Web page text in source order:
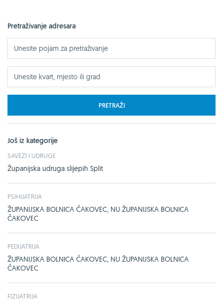
Pretraživanje adresara
PRETRAŽI
Još iz kategorije
SAVEZI I UDRUGE
Županijska udruga slijepih Split
PSIHIJATRIJA
ŽUPANIJSKA BOLNICA ČAKOVEC, NU ŽUPANIJSKA BOLNICA
ČAKOVEC
PEDIJATRIJA
ŽUPANIJSKA BOLNICA ČAKOVEC, NU ŽUPANIJSKA BOLNICA
ČAKOVEC
FIZIJATRIJA